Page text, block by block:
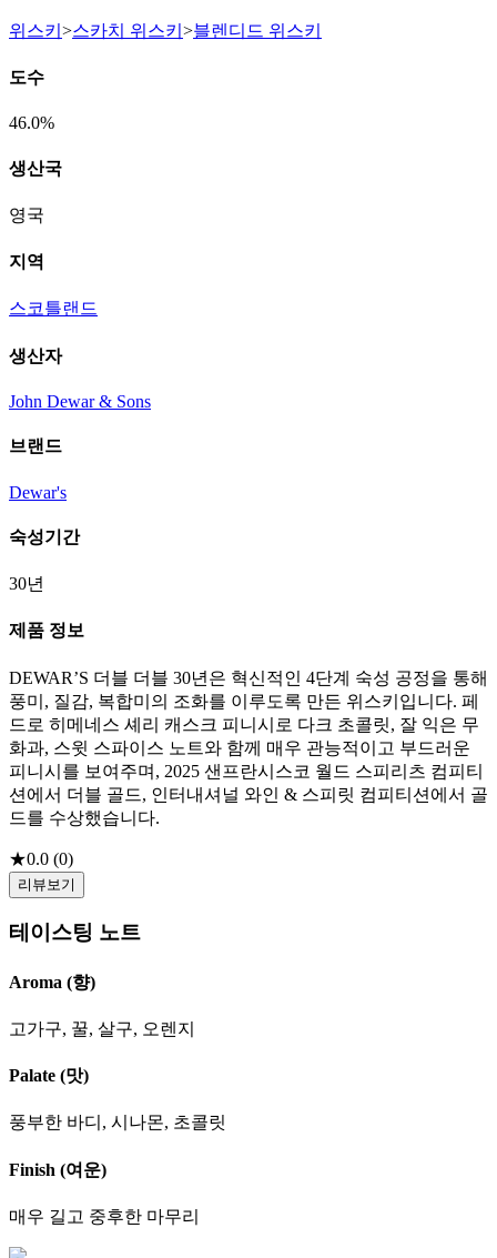
위스키 >스카치 위스키 >블렌디드 위스키
도수
46.0%
생산국
영국
지역
스코틀랜드
생산자
John Dewar & Sons
브랜드
Dewar's
숙성기간
30년
제품 정보
DEWAR’S 더블 더블 30년은 혁신적인 4단계 숙성 공정을 통해
풍미, 질감, 복합미의 조화를 이루도록 만든 위스키입니다. 페
드로 히메네스 셰리 캐스크 피니시로 다크 초콜릿, 잘 익은 무
화과, 스윗 스파이스 노트와 함께 매우 관능적이고 부드러운
피니시를 보여주며, 2025 샌프란시스코 월드 스피리츠 컴피티
션에서 더블 골드, 인터내셔널 와인 & 스피릿 컴피티션에서 골
드를 수상했습니다.
★0.0 (0)
리뷰보기
테이스팅 노트
Aroma (향)
고가구, 꿀, 살구, 오렌지
Palate (맛)
풍부한 바디, 시나몬, 초콜릿
Finish (여운)
매우 길고 중후한 마무리